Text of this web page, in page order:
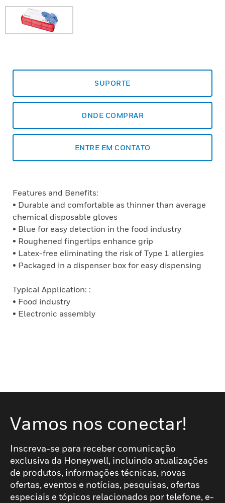
SUPORTE
ONDE COMPRAR
ENTRE EM CONTATO
Features and Benefits:
• Durable and comfortable as thinner than average
chemical disposable gloves
• Blue for easy detection in the food industry
• Roughened fingertips enhance grip
• Latex-free eliminating the risk of Type 1 allergies
• Packaged in a dispenser box for easy dispensing
Typical Application: :
• Food industry
• Electronic assembly
Vamos nos conectar!
Inscreva-se para receber comunicação
exclusiva da Honeywell, incluindo atualizações
de produtos, informações técnicas, novas
ofertas, eventos e notícias, pesquisas, ofertas
especiais e tópicos relacionados por telefone, e-